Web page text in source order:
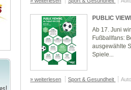
PUBLIC
Ab 17. Juni
Fußballfans:
ausgewählte
Spiele...
» weiterlesen Sport & Gesundheit